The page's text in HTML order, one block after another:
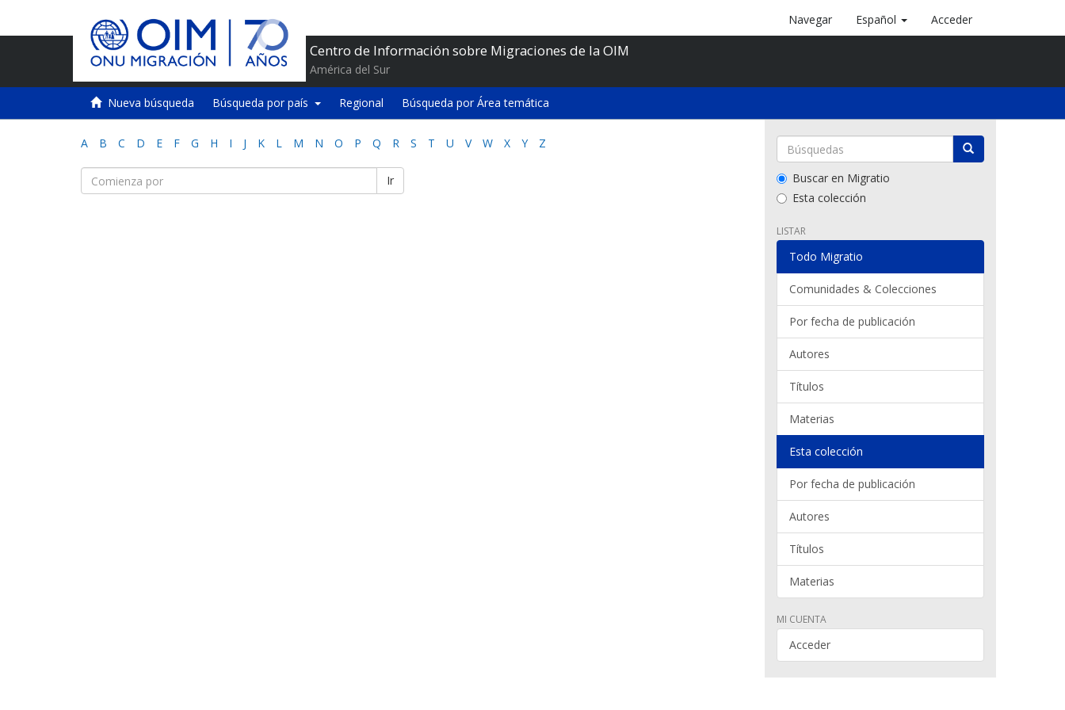
Centro de Información sobre Migraciones de la OIM
América del Sur
Navegar Español Acceder
Nueva búsqueda Búsqueda por país Regional Búsqueda por Área temática
A B C D E F G H I J K L M N O P Q R S T U V W X Y Z
Ir
Buscar en Migratio
Esta colección
LISTAR
Todo Migratio
Comunidades & Colecciones
Por fecha de publicación
Autores
Títulos
Materias
Esta colección
Por fecha de publicación
Autores
Títulos
Materias
MI CUENTA
Acceder